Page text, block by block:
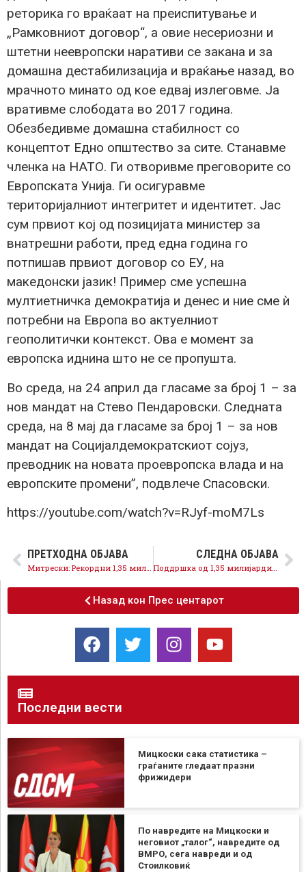
реторика го враќаат на преиспитување и
„Рамковниот договор“, а овие несериозни и
штетни неевропски наративи се закана и за
домашна дестабилизација и враќање назад, во
мрачното минато од кое едвај излеговме. Ја
вративме слободата во 2017 година.
Обезбедивме домашна стабилност со
концептот Едно општество за сите. Станавме
членка на НАТО. Ги отворивме преговорите со
Европската Унија. Ги осигуравме
територијалниот интегритет и идентитет. Јас
сум првиот кој од позицијата министер за
внатрешни работи, пред една година го
потпишав првиот договор со ЕУ, на
македонски јазик! Пример сме успешна
мултиетничка демократија и денес и ние сме ѝ
потребни на Европа во актуелниот
геополитички контекст. Ова е момент за
европска иднина што не се пропушта.
Во среда, на 24 април да гласаме за број 1 – за
нов мандат на Стево Пендаровски. Следната
среда, на 8 мај да гласаме за број 1 – за нов
мандат на Социјалдемократскиот сојуз,
преводник на новата проевропска влада и на
европските промени”, подвлече Спасовски.
https://youtube.com/watch?v=RJyf-moM7Ls
ПРЕТХОДНА ОБЈАВА СЛЕДНА ОБЈАВА
Поддршка од 1,35 милијарди евра и пристап до европските пазари за нашите земјоделци!,
Назад кон Прес центарот
Последни вести
Мицкоски сака статистика –
граѓаните гледаат празни
фрижидери
По навредите на Мицкоски и
неговиот „талог“, навредите од
ВМРО, сега навреди и од
Стоилковиќ